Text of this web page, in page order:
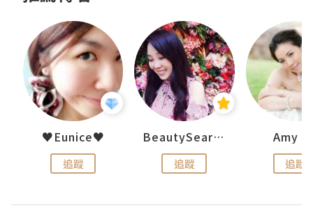
♥Eunice♥
追蹤
BeautySearch
追蹤
Amy
追蹤